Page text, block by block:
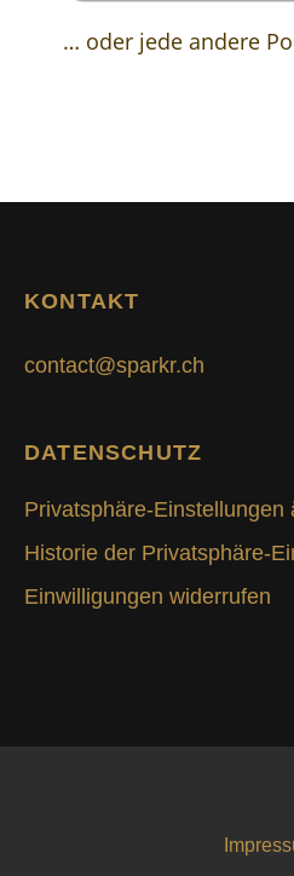
… oder jede andere
KONTAKT
contact@sparkr.ch
DATENSCHUTZ
Privatsphäre-Einstellungen
Historie der Privatsphäre-
Einwilligungen widerrufen